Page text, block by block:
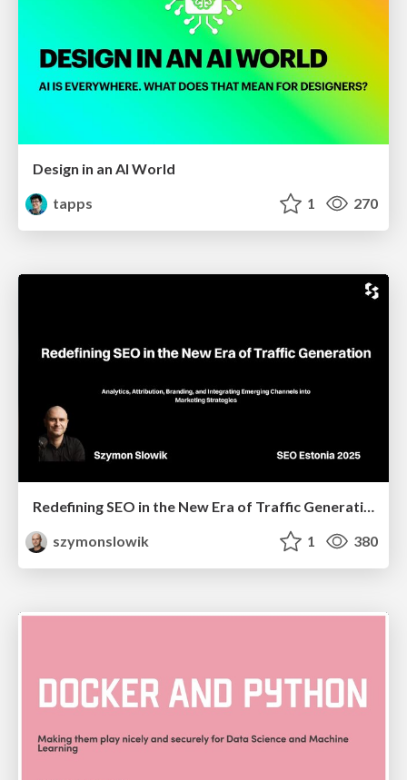
Design in an AI World
tapps
1 270
Redefining SEO in the New Era of Traffic Generation
szymonslowik
1 380